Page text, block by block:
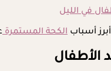
في الليل
أسباب الكحة المستمرة
الأطفال